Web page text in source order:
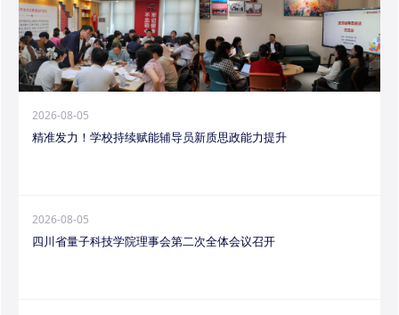
2026-08-05
精准发力！学校持续赋能辅导员新质思政能力提升
2026-08-05
四川省量子科技学院理事会第二次全体会议召开